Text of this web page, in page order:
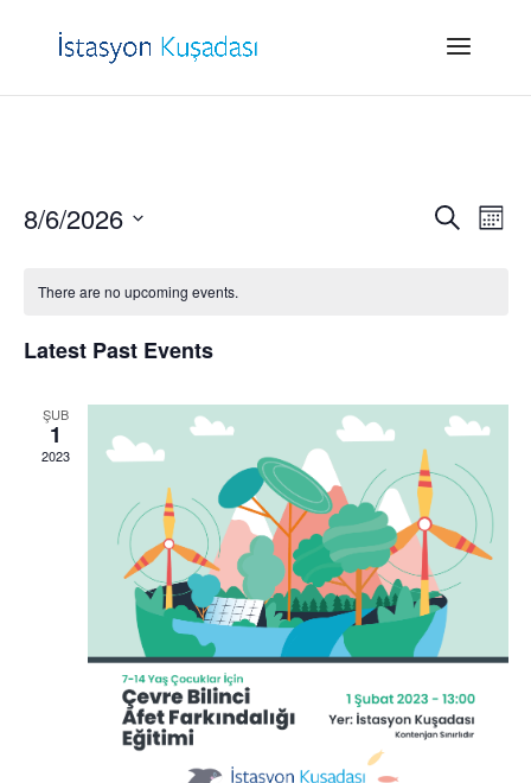
Events
Search
Month
8/6/2026
There are no upcoming events.
Latest Past Events
ŞUB
1
2023